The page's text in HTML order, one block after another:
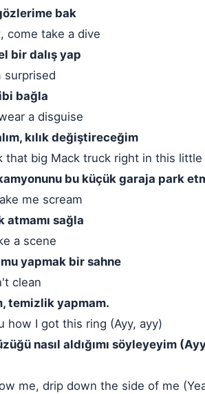
bak
come take a dive
bir dalış yap
surprised
bağla
a disguise
kılık değiştireceğim
that big Mack truck right in this little
bu küçük garaja park
me scream
atmamı sağla
a scene
yapmak bir sahne
clean
temizlik yapmam.
how I got this ring (Ayy, ayy)
nasıl aldığımı söyleyeyim
me, drip down the side of me